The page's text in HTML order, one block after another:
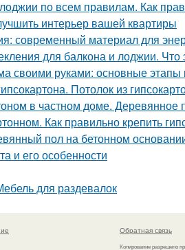
лоджии по всем правилам. Как
интерьер вашей квартиры
современный материал для
для балкона и лоджии. Что
своими руками: основные
Потолок из
в частном доме. Деревянное
Как правильно крепить
пол на бетонном
и его особенности
для раздевалок
Обратная связь
Копирование разрешено